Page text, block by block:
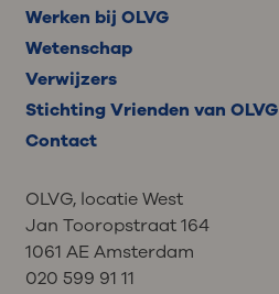
Werken bij OLVG
Wetenschap
Verwijzers
Stichting Vrienden van OLVG
Contact
OLVG, locatie West
Jan Tooropstraat 164
1061 AE Amsterdam
020 599 91 11